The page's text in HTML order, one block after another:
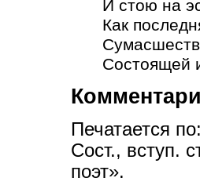
И стою на
Как
Состоящей
Печатается
Сост., вступ.
поэт».